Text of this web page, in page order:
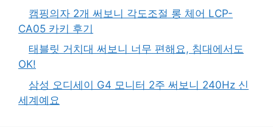
캠핑의자 2개 써보니 각도조절 롱 체어 LCP-
CA05 카키 후기
태블릿 거치대 써보니 너무 편해요, 침대에서도
OK!
삼성 오디세이 G4 모니터 2주 써보니 240Hz 신
세계예요